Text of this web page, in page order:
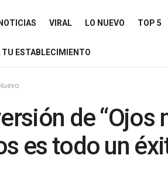
NOTICIAS VIRAL LO NUEVO TOP 5
TU ESTABLECIMIENTO
de “Ojos
es todo un